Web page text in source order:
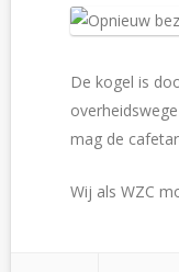
De kogel is
mag de
Wij als WZC